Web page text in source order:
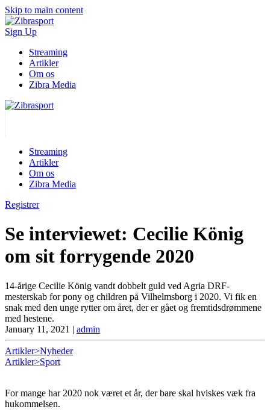
Skip to main content
Sign Up
Streaming
Artikler
Om os
Zibra Media
Streaming
Artikler
Om os
Zibra Media
Registrer
Se interviewet: Cecilie König
om sit forrygende 2020
14-årige Cecilie König vandt dobbelt guld ved Agria DRF-
mesterskab for pony og children på Vilhelmsborg i 2020. Vi fik en
snak med den unge rytter om året, der er gået og fremtidsdrømmene
med hestene.
January 11, 2021 | admin
Artikler>Nyheder
Artikler>Sport
For mange har 2020 nok været et år, der bare skal hviskes væk fra
hukommelsen.